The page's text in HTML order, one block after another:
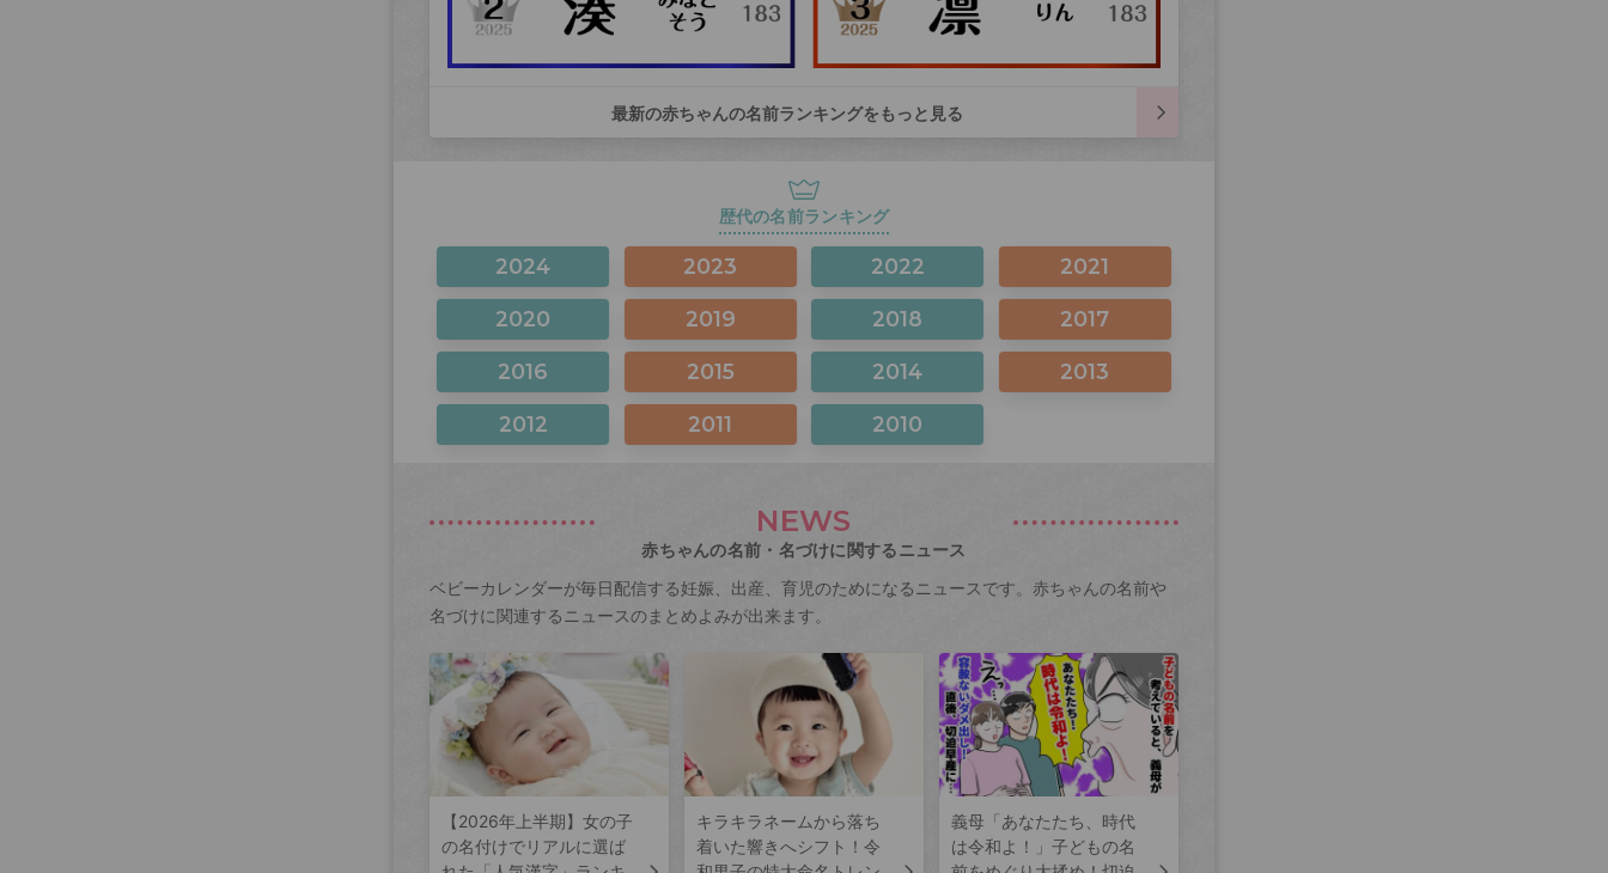
最新の赤ちゃんの名前ランキングをもっと見る
歴代の名前ランキング
2024 2023 2022 2021
2020 2019 2018 2017
2016 2015 2014 2013
2012 2011 2010
NEWS
赤ちゃんの名前・名づけに関するニュース
ベビーカレンダーが毎日配信する妊娠、出産、育児のためになるニュースです。赤ちゃんの名前や
名づけに関連するニュースのまとめよみが出来ます。
【2026年上半期】女の子
の名付けでリアルに選ば
キラキラネームから落ち
着いた響きへシフト！令
義母「あなたたち、時代
は令和よ！」子どもの名